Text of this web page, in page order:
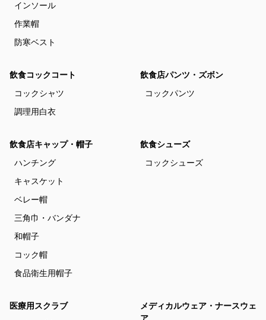
インソール
作業帽
防寒ベスト
飲食コックコート
コックシャツ
調理用白衣
飲食店パンツ・ズボン
コックパンツ
飲食店キャップ・帽子
ハンチング
キャスケット
ベレー帽
三角巾・バンダナ
和帽子
コック帽
食品衛生用帽子
飲食シューズ
コックシューズ
医療用スクラブ
メディカルウェア・ナースウェ